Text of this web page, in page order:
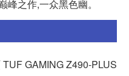
之作,一众黑色幽。
GAMING Z490-PLUS